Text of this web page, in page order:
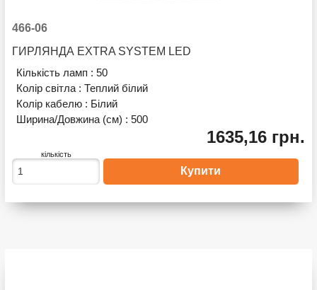
466-06
ГИРЛЯНДА EXTRA SYSTEM LED
Кількість ламп :50
Колір світла :Теплий білий
Колір кабелю : Білий
Ширина/Довжина (см) :500
1635,16 грн.
кількість